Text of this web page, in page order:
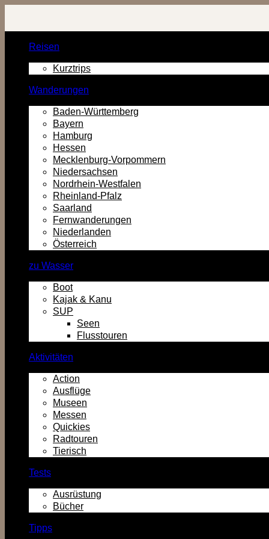
Inhalt
Reisen
Kurztrips
Wanderungen
Baden-Württemberg
Bayern
Hamburg
Hessen
Mecklenburg-Vorpommern
Niedersachsen
Nordrhein-Westfalen
Rheinland-Pfalz
Saarland
Fernwanderungen
Niederlanden
Österreich
zu Wasser
Boot
Kajak & Kanu
SUP
Seen
Flusstouren
Aktivitäten
Action
Ausflüge
Museen
Messen
Quickies
Radtouren
Tierisch
Tests
Ausrüstung
Bücher
Tipps